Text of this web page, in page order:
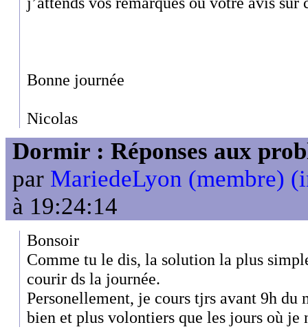
Bonne journée
Nicolas
Dormir : Réponses aux
par MariedeLyon (membre)
à 19:24:14
Bonsoir
Comme tu le dis, la solution la plus
courir ds la journée.
Personellement, je cours tjrs avant 9h du
bien et plus volontiers que les jours où je